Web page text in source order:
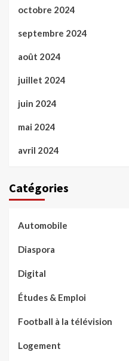
octobre 2024
septembre 2024
août 2024
juillet 2024
juin 2024
mai 2024
avril 2024
Catégories
Automobile
Diaspora
Digital
Études & Emploi
Football à la télévision
Logement